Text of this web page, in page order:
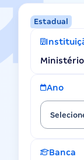
Estadual
Ano
Banca